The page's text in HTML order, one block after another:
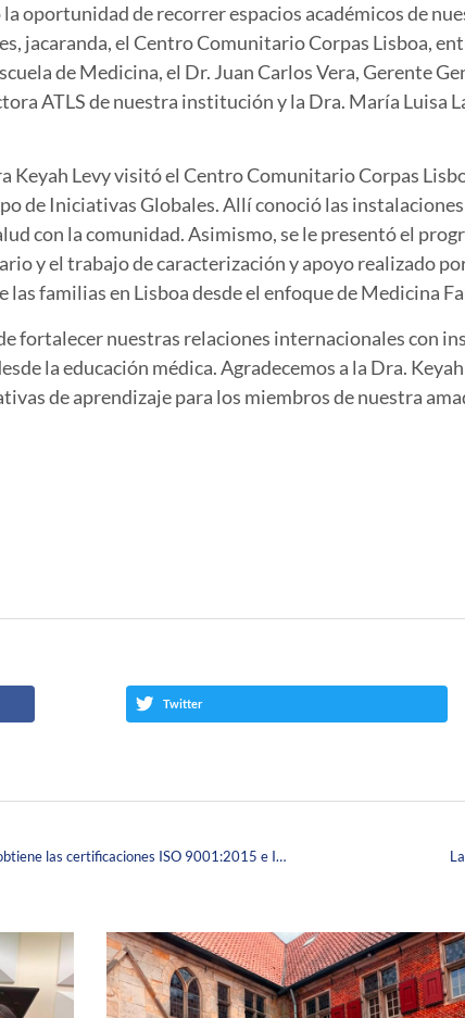
oportunidad de recorrer espacios académicos de
jacaranda, el Centro Comunitario Corpas Lisboa,
de Medicina, el Dr. Juan Carlos Vera, Gerente
ATLS de nuestra institución y la Dra. María Luisa
Keyah Levy visitó el Centro Comunitario Corpas
de Iniciativas Globales. Allí conoció las
con la comunidad. Asimismo, se le presentó el
y el trabajo de caracterización y apoyo realizado
las familias en Lisboa desde el enfoque de Medicina
fortalecer nuestras relaciones internacionales con
la educación médica. Agradecemos a la Dra.
de aprendizaje para los miembros de nuestra
Twitter
La Fundación Universitaria Juan N. Corpas obtiene las certificaciones ISO 9001:2015 e IQNET